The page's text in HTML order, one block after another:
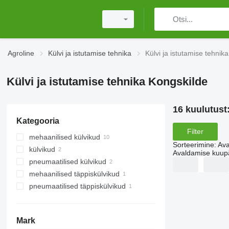
Agroline Külvi ja istutamise tehnika Külvi ja istutamise
Külvi ja istutamise tehnika Kongskilde
Kategooria
mehaanilised külvikud
külvikud
pneumaatilised külvikud
mehaanilised täppiskülvikud
pneumaatilised täppiskülvikud
Mark
16 kuulutust:
Filter
Sorteerimine:
Avaldamise